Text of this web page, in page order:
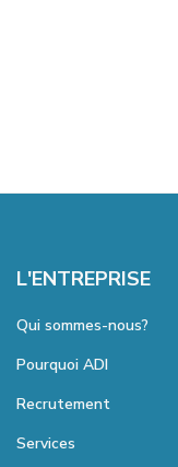
L'ENTREPRISE
Qui sommes-nous?
Pourquoi ADI
Recrutement
Services